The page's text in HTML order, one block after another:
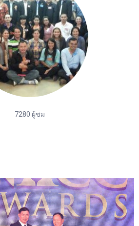
7280 ผู้ชม